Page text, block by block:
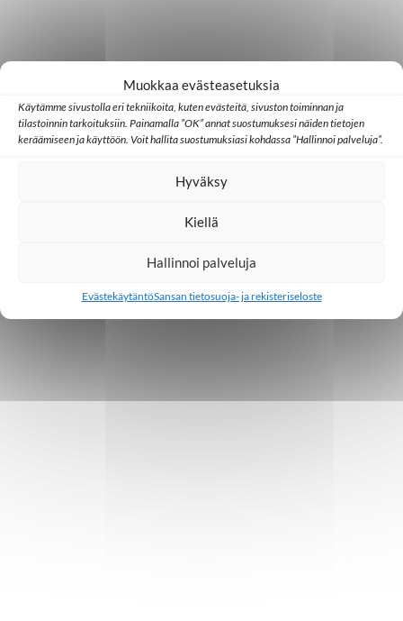
Muokkaa evästeasetuksia
Käytämme sivustolla eri tekniikoita, kuten evästeitä, sivuston toiminnan ja
tilastoinnin tarkoituksiin. Painamalla ”OK” annat suostumuksesi näiden tietojen
keräämiseen ja käyttöön. Voit hallita suostumuksiasi kohdassa ”Hallinnoi palveluja”.
Hyväksy
Kiellä
Hallinnoi palveluja
EvästekäytäntöSansan tietosuoja- ja rekisteriseloste